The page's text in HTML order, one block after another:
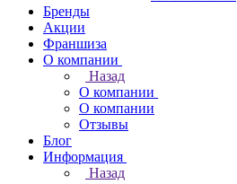
Бренды
Акции
Франшиза
О компании
Назад
О компании
О компании
Отзывы
Блог
Информация
Назад